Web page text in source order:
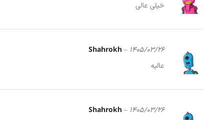
خیلی عالی
Shahrokh– 1405/03/26
عالیه
Shahrokh– 1405/03/26